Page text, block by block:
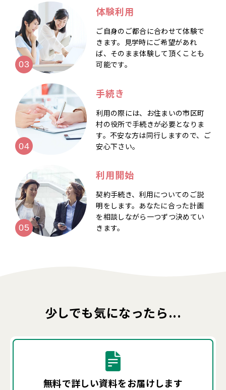
体験利用
ご自身のご都合に合わせて体験で
きます。見学時にご希望があれ
ば、そのまま体験して頂くことも
可能です。
手続き
利用の際には、お住まいの市区町
村の役所で手続きが必要となりま
す。不安な方は同行しますので、ご
安心下さい。
利用開始
契約手続き、利用についてのご説
明をします。あなたに合った計画
を相談しながら一つずつ決めてい
きます。
少しでも気になったら...
無料で詳しい資料をお届けします